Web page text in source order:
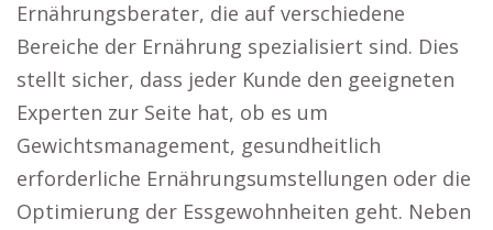
Ernährungsberater, die auf verschiedene
Bereiche der Ernährung spezialisiert sind. Dies
stellt sicher, dass jeder Kunde den geeigneten
Experten zur Seite hat, ob es um
Gewichtsmanagement, gesundheitlich
erforderliche Ernährungsumstellungen oder die
Optimierung der Essgewohnheiten geht. Neben